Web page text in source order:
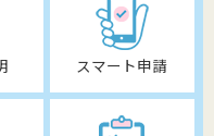
スマート申請